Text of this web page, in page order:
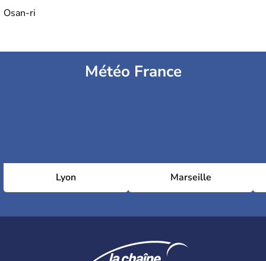
Osan-ri
Météo France
Lyon Marseille